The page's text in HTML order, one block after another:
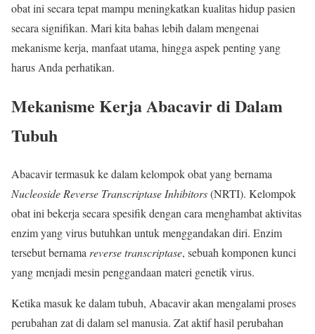
obat ini secara tepat mampu meningkatkan kualitas hidup pasien
secara signifikan. Mari kita bahas lebih dalam mengenai
mekanisme kerja, manfaat utama, hingga aspek penting yang
harus Anda perhatikan.
Mekanisme Kerja Abacavir di Dalam
Tubuh
Abacavir termasuk ke dalam kelompok obat yang bernama
Nucleoside Reverse Transcriptase Inhibitors(NRTI). Kelompok
obat ini bekerja secara spesifik dengan cara menghambat aktivitas
enzim yang virus butuhkan untuk menggandakan diri. Enzim
tersebut bernamareverse transcriptase, sebuah komponen kunci
yang menjadi mesin penggandaan materi genetik virus.
Ketika masuk ke dalam tubuh, Abacavir akan mengalami proses
perubahan zat di dalam sel manusia. Zat aktif hasil perubahan